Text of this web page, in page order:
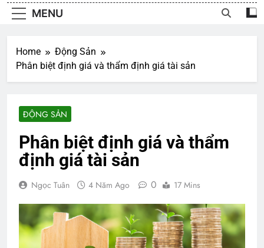
MENU
Home
Động Sản
Phân biệt định giá và thẩm định giá tài sản
ĐỘNG SẢN
Phân biệt định giá và thẩm
định giá tài sản
Ngọc Tuân 4 Năm Ago 0 17 Mins